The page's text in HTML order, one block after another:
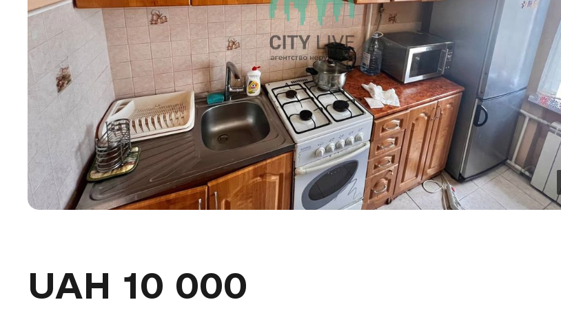
UAH 10 000